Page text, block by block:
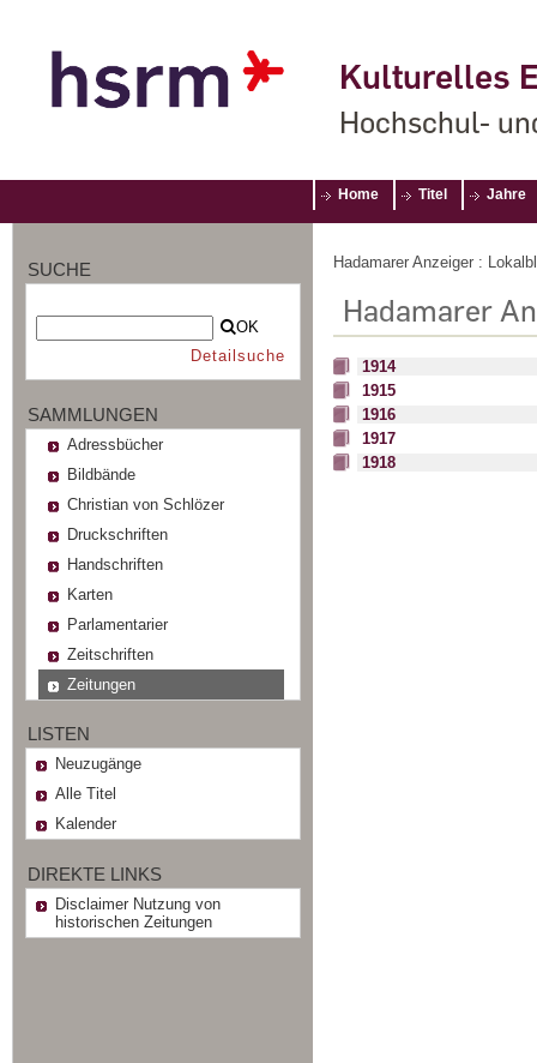
Kulturelles
Hochschul-
Home Titel Jahre
SUCHE
OK
Detailsuche
SAMMLUNGEN
Adressbücher
Bildbände
Christian von Schlözer
Druckschriften
Handschriften
Karten
Parlamentarier
Zeitschriften
Zeitungen
LISTEN
Neuzugänge
Alle Titel
Kalender
DIREKTE LINKS
Disclaimer Nutzung von
historischen Zeitungen
Hadamarer Anzeiger :
Hadamarer
1914
1915
1916
1917
1918